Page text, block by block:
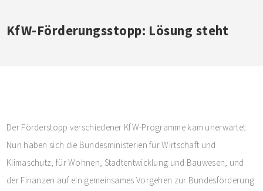
KfW-Förderungsstopp: Lösung steht
Der Förderstopp verschiedener KfW-Programme kam unerwartet.
Nun haben sich die Bundesministerien für Wirtschaft und
Klimaschutz, für Wohnen, Stadtentwicklung und Bauwesen, und
der Finanzen auf ein gemeinsames Vorgehen zur Bundesförderung